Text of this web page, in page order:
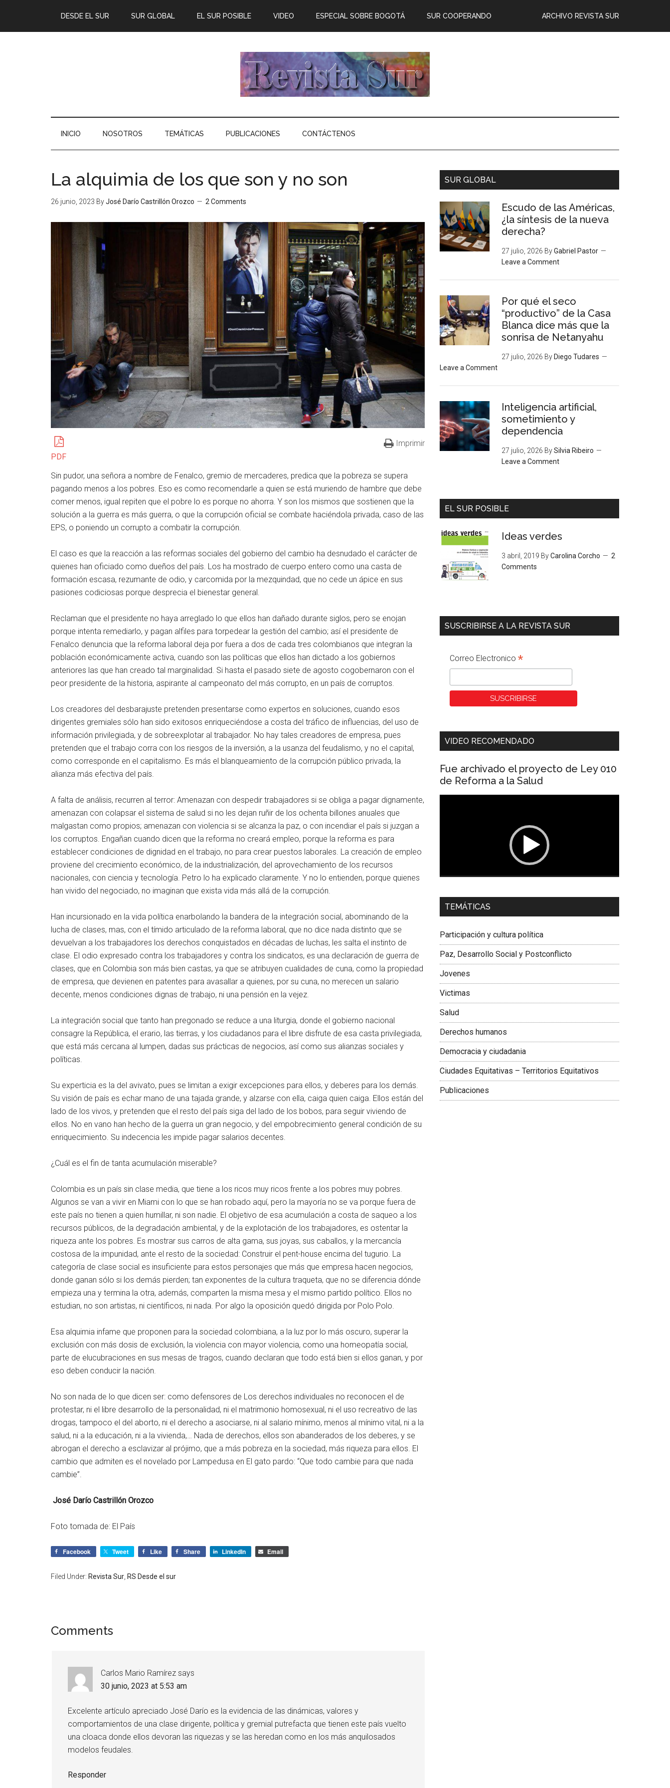
DESDE EL SUR SUR GLOBAL EL SUR POSIBLE ARCHIVO REVISTA SUR
VIDEO ESPECIAL SOBRE BOGOTÁ SUR COOPERANDO
INICIO NOSOTROS TEMÁTICAS PUBLICACIONES CONTÁCTENOS
La alquimia de los que son y no son
26 junio, 2023 ByJosé Darío Castrillón Orozco 2 Comments
PDF
Imprimir
Sin pudor, una señora a nombre de Fenalco, gremio de mercaderes, predica que la pobreza se supera
pagando menos a los pobres. Eso es como recomendarle a quien se está muriendo de hambre que debe
comer menos, igual repiten que el pobre lo es porque no ahorra. Y son los mismos que sostienen que la
solución a la guerra es más guerra, o que la corrupción oficial se combate haciéndola privada, caso de las
EPS, o poniendo un corrupto a combatir la corrupción.
El caso es que la reacción a las reformas sociales del gobierno del cambio ha desnudado el carácter de
quienes han oficiado como dueños del país. Los ha mostrado de cuerpo entero como una casta de
formación escasa, rezumante de odio, y carcomida por la mezquindad, que no cede un ápice en sus
pasiones codiciosas porque desprecia el bienestar general.
Reclaman que el presidente no haya arreglado lo que ellos han dañado durante siglos, pero se enojan
porque intenta remediarlo, y pagan alfiles para torpedear la gestión del cambio; así el presidente de
Fenalco denuncia que la reforma laboral deja por fuera a dos de cada tres colombianos que integran la
población económicamente activa, cuando son las políticas que ellos han dictado a los gobiernos
anteriores las que han creado tal marginalidad. Si hasta el pasado siete de agosto cogobernaron con el
peor presidente de la historia, aspirante al campeonato del más corrupto, en un país de corruptos.
Los creadores del desbarajuste pretenden presentarse como expertos en soluciones, cuando esos
dirigentes gremiales sólo han sido exitosos enriqueciéndose a costa del tráfico de influencias, del uso de
información privilegiada, y de sobreexplotar al trabajador. No hay tales creadores de empresa, pues
pretenden que el trabajo corra con los riesgos de la inversión, a la usanza del feudalismo, y no el capital,
como corresponde en el capitalismo. Es más el blanqueamiento de la corrupción público privada, la
alianza más efectiva del país.
A falta de análisis, recurren al terror: Amenazan con despedir trabajadores si se obliga a pagar dignamente,
amenazan con colapsar el sistema de salud si no les dejan ruñir de los ochenta billones anuales que
malgastan como propios; amenazan con violencia si se alcanza la paz, o con incendiar el país si juzgan a
los corruptos. Engañan cuando dicen que la reforma no creará empleo, porque la reforma es para
establecer condiciones de dignidad en el trabajo, no para crear puestos laborales. La creación de empleo
proviene del crecimiento económico, de la industrialización, del aprovechamiento de los recursos
nacionales, con ciencia y tecnología. Petro lo ha explicado claramente. Y no lo entienden, porque quienes
han vivido del negociado, no imaginan que exista vida más allá de la corrupción.
Han incursionado en la vida política enarbolando la bandera de la integración social, abominando de la
lucha de clases, mas, con el tímido articulado de la reforma laboral, que no dice nada distinto que se
devuelvan a los trabajadores los derechos conquistados en décadas de luchas, les salta el instinto de
clase. El odio expresado contra los trabajadores y contra los sindicatos, es una declaración de guerra de
clases, que en Colombia son más bien castas, ya que se atribuyen cualidades de cuna, como la propiedad
de empresa, que devienen en patentes para avasallar a quienes, por su cuna, no merecen un salario
decente, menos condiciones dignas de trabajo, ni una pensión en la vejez.
La integración social que tanto han pregonado se reduce a una liturgia, donde el gobierno nacional
consagre la República, el erario, las tierras, y los ciudadanos para el libre disfrute de esa casta privilegiada,
que está más cercana al lumpen, dadas sus prácticas de negocios, así como sus alianzas sociales y
políticas.
Su experticia es la del avivato, pues se limitan a exigir excepciones para ellos, y deberes para los demás.
Su visión de país es echar mano de una tajada grande, y alzarse con ella, caiga quien caiga. Ellos están del
lado de los vivos, y pretenden que el resto del país siga del lado de los bobos, para seguir viviendo de
ellos. No en vano han hecho de la guerra un gran negocio, y del empobrecimiento general condición de su
enriquecimiento. Su indecencia les impide pagar salarios decentes.
¿Cuál es el fin de tanta acumulación miserable?
Colombia es un país sin clase media, que tiene a los ricos muy ricos frente a los pobres muy pobres.
Algunos se van a vivir en Miami con lo que se han robado aquí, pero la mayoría no se va porque fuera de
este país no tienen a quien humillar, ni son nadie. El objetivo de esa acumulación a costa de saqueo a los
recursos públicos, de la degradación ambiental, y de la explotación de los trabajadores, es ostentar la
riqueza ante los pobres. Es mostrar sus carros de alta gama, sus joyas, sus caballos, y la mercancía
costosa de la impunidad, ante el resto de la sociedad: Construir el pent-house encima del tugurio. La
categoría de clase social es insuficiente para estos personajes que más que empresa hacen negocios,
donde ganan sólo si los demás pierden; tan exponentes de la cultura traqueta, que no se diferencia dónde
empieza una y termina la otra, además, comparten la misma mesa y el mismo partido político. Ellos no
estudian, no son artistas, ni científicos, ni nada. Por algo la oposición quedó dirigida por Polo Polo.
Esa alquimia infame que proponen para la sociedad colombiana, a la luz por lo más oscuro, superar la
exclusión con más dosis de exclusión, la violencia con mayor violencia, como una homeopatía social,
parte de elucubraciones en sus mesas de tragos, cuando declaran que todo está bien si ellos ganan, y por
eso deben conducir la nación.
No son nada de lo que dicen ser: como defensores de Los derechos individuales no reconocen el de
protestar, ni el libre desarrollo de la personalidad, ni el matrimonio homosexual, ni el uso recreativo de las
drogas, tampoco el del aborto, ni el derecho a asociarse, ni al salario mínimo, menos al mínimo vital, ni a la
salud, ni a la educación, ni a la vivienda,… Nada de derechos, ellos son abanderados de los deberes, y se
abrogan el derecho a esclavizar al prójimo, que a más pobreza en la sociedad, más riqueza para ellos. El
cambio que admiten es el novelado por Lampedusa en El gato pardo: “Que todo cambie para que nada
cambie”.
José Darío Castrillón Orozco
Foto tomada de: El País
Facebook Tweet Like Share LinkedIn Email
Filed Under: Revista Sur RS Desde el sur
Comments
Carlos Mario Ramírez says
30 junio, 2023 at 5:53 am
Excelente artículo apreciado José Darío es la evidencia de las dinámicas, valores y
comportamientos de una clase dirigente, política y gremial putrefacta que tienen este país vuelto
una cloaca donde ellos devoran las riquezas y se las heredan como en los más anquilosados
modelos feudales.
Responder
SUR GLOBAL
Escudo de las Américas,
¿la síntesis de la nueva
derecha?
27 julio, 2026 ByGabriel Pastor
Leave a Comment
Por qué el seco
“productivo” de la Casa
Blanca dice más que la
sonrisa de Netanyahu
27 julio, 2026 By Diego Tudares
Leave a Comment
Inteligencia artificial,
sometimiento y
dependencia
27 julio, 2026 BySilvia Ribeiro
Leave a Comment
EL SUR POSIBLE
Ideas verdes
3 abril, 2019 ByCarolina Corcho
2
Comments
SUSCRIBIRSE A LA REVISTA SUR
Correo Electronico *
VIDEO RECOMENDADO
Fue archivado el proyecto de Ley 010
de Reforma a la Salud
Dra. Carolina Corcho Mejía,
Latinoamericana Sur, Vicepresidenta Federación
TEMÁTICAS
Participación y cultura política
Paz, Desarrollo Social y Postconflicto
Jovenes
Victimas
Salud
Derechos humanos
Democracia y ciudadania
Ciudades Equitativas – Territorios Equitativos
Publicaciones